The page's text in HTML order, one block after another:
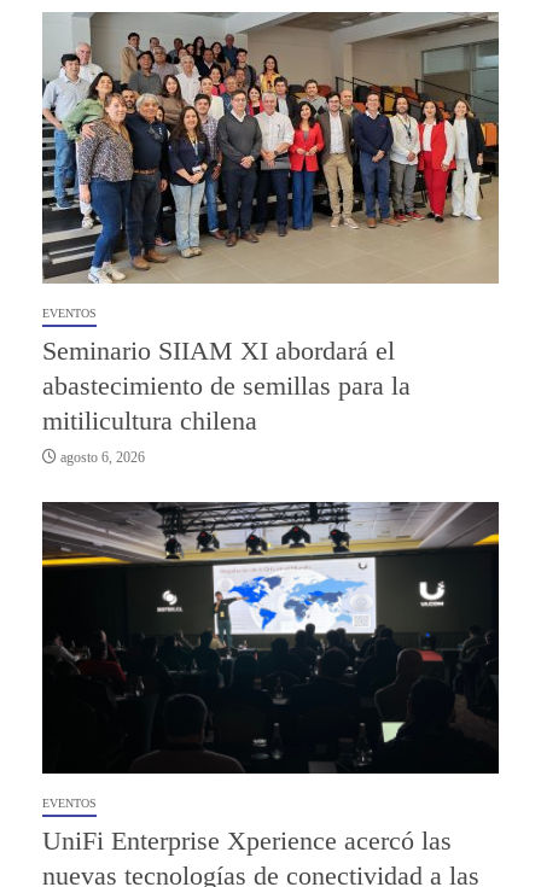
EVENTOS
Seminario SIIAM XI abordará el
abastecimiento de semillas para la
mitilicultura chilena
agosto 6, 2026
EVENTOS
UniFi Enterprise Xperience acercó las
nuevas tecnologías de conectividad a las